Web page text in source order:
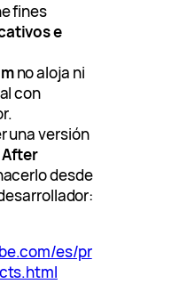
fines
e
no aloja ni
con
una versión
After
desde
es/pr